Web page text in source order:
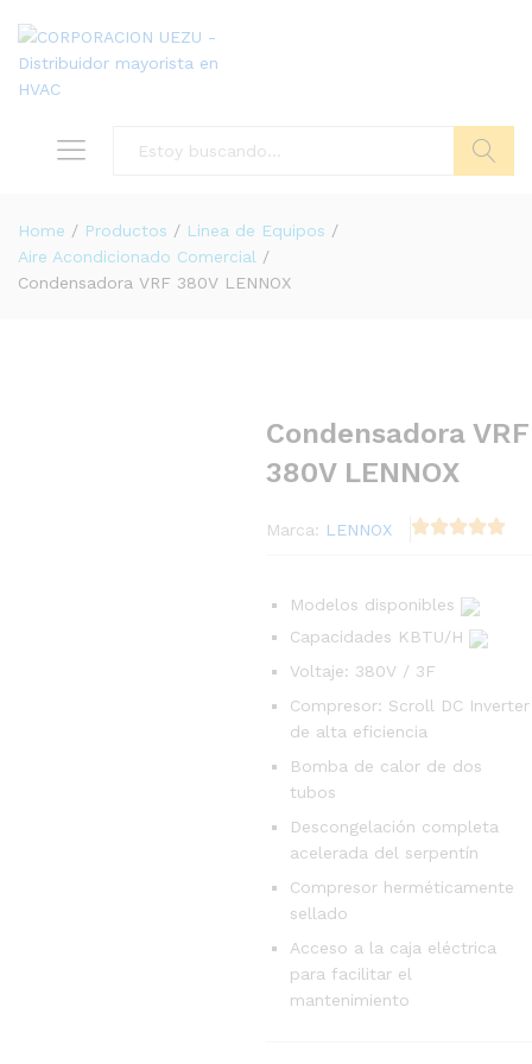
Home / Productos / Linea de Equipos /
Aire Acondicionado Comercial /
Condensadora VRF 380V LENNOX
Condensadora VRF
380V LENNOX
Marca: LENNOX
Modelos disponibles
Capacidades KBTU/H
Voltaje: 380V / 3F
Compresor: Scroll DC Inverter
de alta eficiencia
Bomba de calor de dos
tubos
Descongelación completa
acelerada del serpentín
Compresor herméticamente
sellado
Acceso a la caja eléctrica
para facilitar el
mantenimiento